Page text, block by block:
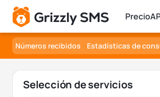
Precio
Números recibidos Estadísticas de
Selección de servicios